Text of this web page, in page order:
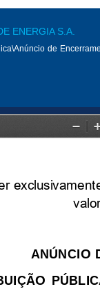
ENERGIA S.A.
de